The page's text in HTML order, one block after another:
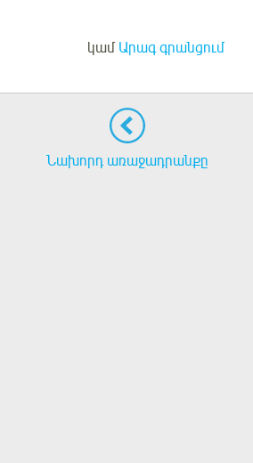
կամ Արագ գրանցում
Նախորդ առաջադրանքը